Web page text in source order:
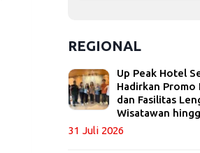
REGIONAL
Up Peak Hotel
Hadirkan Promo
dan Fasilitas
Wisatawan
31 Juli 2026